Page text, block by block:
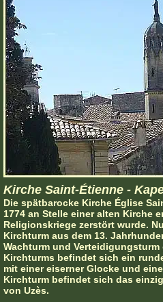
Kirche Saint-Étienne -
Die spätbarocke Kirche Église
1774 an Stelle einer alten Kirche
Religionskriege zerstört wurde.
Kirchturm aus dem 13.
Wachturm und
Kirchturms befindet sich ein
mit einer eiserner Glocke und
Kirchturm befindet sich das
von Uzès.